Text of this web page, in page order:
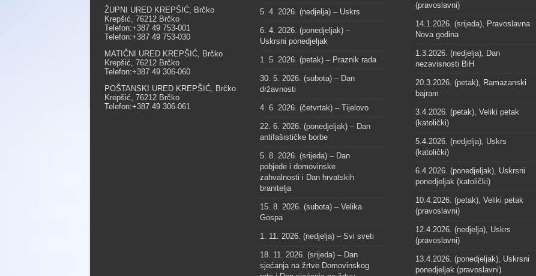
ŽUPNI URED KREPŠIĆ, Brčko
Krepšić, 76212 Brčko
Telefon:+387 49 753-001
Telefon:+387 49 753-030
MATIČNI URED KREPŠIĆ, Brčko
Krepšić, 76212 Brčko
Telefon:+387 49 306-060
POŠTANSKI URED KREPŠIĆ, Brčko
Krepšić, 76212 Brčko
Telefon:+387 49 306-061
5. 4. 2026. (nedjelja) – Uskrs
6. 4. 2026. (ponedjeljak) –
Uskrsni ponedjeljak
1. 5. 2026. (petak) – Praznik rada
30. 5. 2026. (subota) – Dan
državnosti
4. 6. 2026. (četvrtak) – Tijelovo
22. 6. 2026. (ponedjeljak) – Dan
antifašističke borbe
5. 8. 2026. (srijeda) – Dan
pobjede i domovinske
zahvalnosti i Dan hrvatskih
branitelja
15. 8. 2026. (subota) – Velika
Gospa
1. 11. 2026. (nedjelja) – Svi sveti
18. 11. 2026. (srijeda) – Dan
sjećanja na žrtve Domovinskog
(pravoslavni)
14.1.2026. (srijeda), Pravoslavna
Nova godina
1.3.2026. (nedjelja), Dan
nezavisnosti BiH
20.3.2026. (petak), Ramazanski
bajram
3.4.2026. (petak), Veliki petak
(katolički)
5.4.2026. (nedjelja), Uskrs
(katolički)
6.4.2026. (ponedjeljak), Uskrsni
ponedjeljak (katolički)
10.4.2026. (petak), Veliki petak
(pravoslavni)
12.4.2026. (nedjelja), Uskrs
(pravoslavni)
13.4.2026. (ponedjeljak), Uskrsni
ponedjeljak (pravoslavni)